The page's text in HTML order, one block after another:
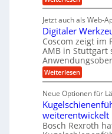
b
e
f
ü
r
r
a
e
U
m
g
a
g
s
e
i
n
g
a
n
g
i
g
e
r
S
t
e
l
e
n
e
t
r
i
e
b
e
f
ü
r
r
ä
z
i
s
P
ä
z
i
s
i
o
n
f
r
A
u
t
o
Jetzt auch als Web-
Digitaler
Coscom zeigt im
AMB in Stuttgart
Weiterlesen:
D
g
i
t
a
l
Neue Optionen für
weiterentwickelt
Bosch Rexroth